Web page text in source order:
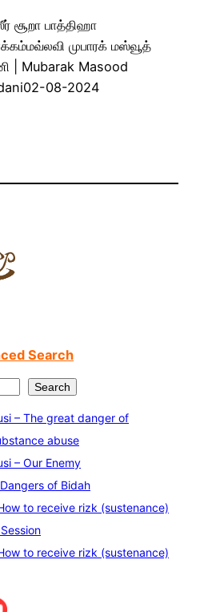
சூறா பாத்திஹா
முபாரக் மஸ்வூத்
| Mubarak Masood
08-2024
Search
Search
– The great danger of
abuse
– Our Enemy
of Bidah
to receive rizk (sustenance)
to receive rizk (sustenance)